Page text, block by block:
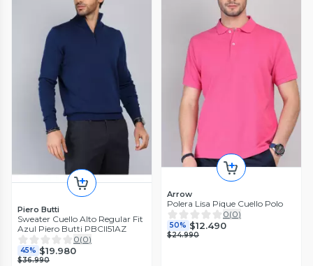
Piero Butti
Sweater Cuello Alto Regular Fit
Azul Piero Butti PBCII51AZ
0(0)
45% $19.980
$36.990
Arrow
Polera Lisa Pique Cuello Polo
0(0)
50% $12.490
$24.990